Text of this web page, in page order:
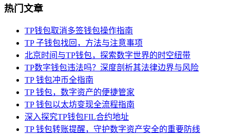
热门文章
TP钱包取消多签钱包操作指南
TP 子钱包找回，方法与注意事项
北京时间与TP钱包，探索数字世界的时空纽带
TP数字钱包违法吗？深度剖析其法律边界与风险
TP 钱包冲币全指南
TP 钱包，数字资产的便捷管家
TP 钱包以太坊变现全流程指南
深入探究TP钱包FIL合约地址
TP 钱包转账提醒，守护数字资产安全的重要防线